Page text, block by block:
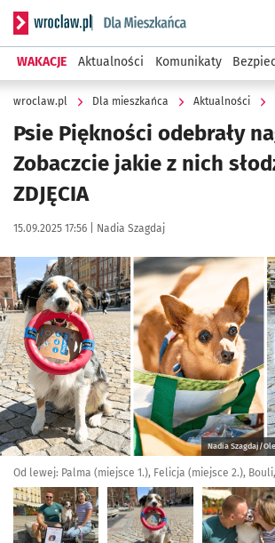
Serwis informacyjny wroclaw.pl
WAKACJE Aktualności Komunikaty
wroclaw.pl Dla mieszkańca Aktualności
Psie Piękności odebrały
Zobaczcie jakie z nich
ZDJĘCIA
Data publikacji:
15.09.2025 17:56 | Autor:
Nadia Szagdaj
Kliknij, aby zobaczyć galerię
Nadia Szagdaj/
Od lewej: Palma (miejsce 1.), Felicja (miejsce 2.),